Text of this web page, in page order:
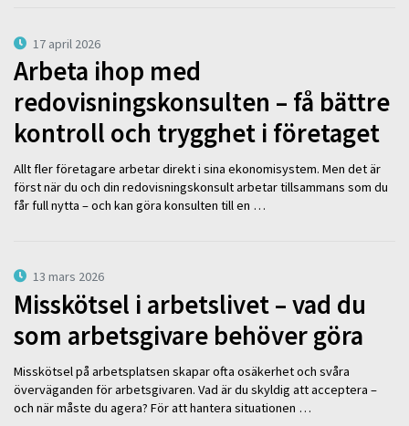
17 april 2026
Arbeta ihop med
redovisningskonsulten – få bättre
kontroll och trygghet i företaget
Allt fler företagare arbetar direkt i sina ekonomisystem. Men det är
först när du och din redovisningskonsult arbetar tillsammans som du
får full nytta – och kan göra konsulten till en …
13 mars 2026
Misskötsel i arbetslivet – vad du
som arbetsgivare behöver göra
Misskötsel på arbetsplatsen skapar ofta osäkerhet och svåra
överväganden för arbetsgivaren. Vad är du skyldig att acceptera –
och när måste du agera? För att hantera situationen …